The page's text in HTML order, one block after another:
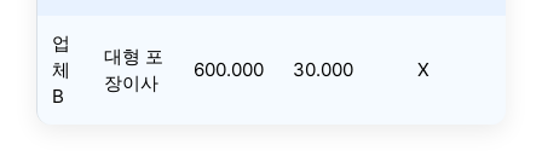
업
체
B
대형 포
장이사
600.000 30.000 X